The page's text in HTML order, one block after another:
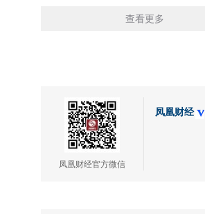
查看更多
凤凰财经官方微信
凤凰财经